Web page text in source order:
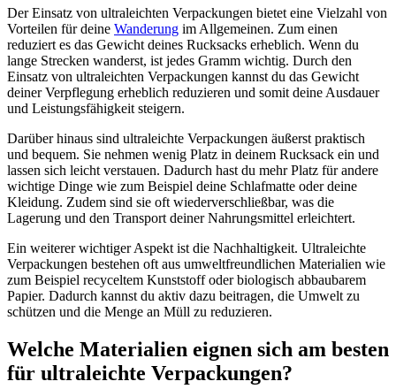
Der Einsatz von ultraleichten Verpackungen bietet eine Vielzahl von
Vorteilen für deine Wanderung im Allgemeinen. Zum einen
reduziert es das Gewicht deines Rucksacks erheblich. Wenn du
lange Strecken wanderst, ist jedes Gramm wichtig. Durch den
Einsatz von ultraleichten Verpackungen kannst du das Gewicht
deiner Verpflegung erheblich reduzieren und somit deine Ausdauer
und Leistungsfähigkeit steigern.
Darüber hinaus sind ultraleichte Verpackungen äußerst praktisch
und bequem. Sie nehmen wenig Platz in deinem Rucksack ein und
lassen sich leicht verstauen. Dadurch hast du mehr Platz für andere
wichtige Dinge wie zum Beispiel deine Schlafmatte oder deine
Kleidung. Zudem sind sie oft wiederverschließbar, was die
Lagerung und den Transport deiner Nahrungsmittel erleichtert.
Ein weiterer wichtiger Aspekt ist die Nachhaltigkeit. Ultraleichte
Verpackungen bestehen oft aus umweltfreundlichen Materialien wie
zum Beispiel recyceltem Kunststoff oder biologisch abbaubarem
Papier. Dadurch kannst du aktiv dazu beitragen, die Umwelt zu
schützen und die Menge an Müll zu reduzieren.
Welche Materialien eignen sich am besten
für ultraleichte Verpackungen?